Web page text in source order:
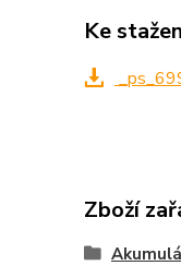
Ke
Zboží